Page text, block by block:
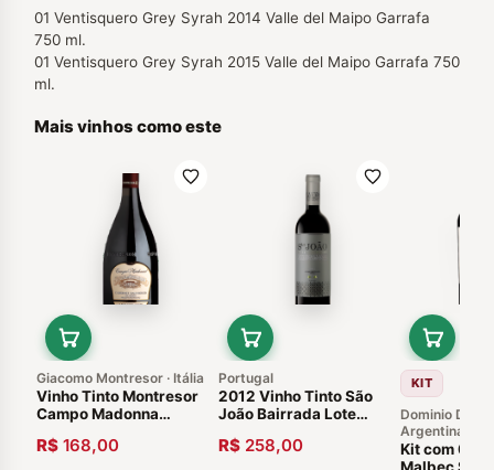
01 Ventisquero Grey Syrah 2014 Valle del Maipo Garrafa
750 ml.
01 Ventisquero Grey Syrah 2015 Valle del Maipo Garrafa 750
ml.
Mais vinhos como este
Giacomo Montresor · Itália
Vinho Tinto Montresor
Campo Madonna
2014 Vêneto itália
R$ 168,00
Portugal
2012 Vinho Tinto São
João Bairrada Lote
Beiras
R$ 258,00
KIT
Dominio Del
Argentina
Kit com 02